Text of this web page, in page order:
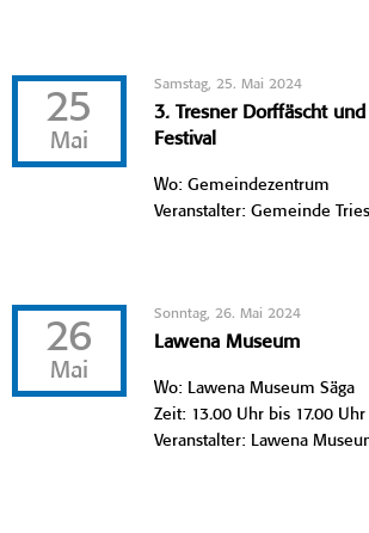
25
Mai
Samstag, 25. Mai 2024
3. Tresner Dorffäscht
Festival
Wo: Gemeindezentrum
Veranstalter: Gemeinde
26
Mai
Sonntag, 26. Mai 2024
Lawena Museum
Wo: Lawena Museum Säga
Zeit: 13.00 Uhr bis 17.00 Uhr
Veranstalter: Lawena